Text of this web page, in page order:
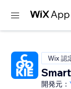
Wix 認
開発元：